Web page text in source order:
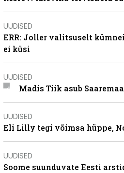
UUDISED
ERR: Joller valitsuselt
ei küsi
UUDISED
Madis Tiik asub
UUDISED
Eli Lilly tegi võimsa hüppe,
UUDISED
Soome suunduvate Eesti